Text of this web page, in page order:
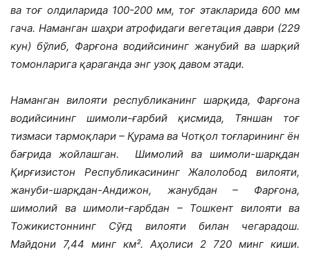
ва тоғ олдиларида 100-200 мм, тоғ этакларида 600 мм
гача. Наманган шаҳри атрофидаги вегетация даври (229
кун) бўлиб, Фарғона водийсининг жанубий ва шарқий
томонларига қараганда энг узоқ давом этади.
Наманган вилояти республиканинг шарқида, Фарғона
водийсининг шимоли-ғарбий қисмида, Тяншан тоғ
тизмаси тармоқлари – Қурама ва Чотқол тоғларининг ён
бағрида жойлашган. Шимолий ва шимоли-шарқдан
Қирғизистон Республикасининг Жалолобод вилояти,
жануби-шарқдан-Андижон, жанубдан – Фарғона,
шимолий ва шимоли-ғарбдан – Тошкент вилояти ва
Тожикистоннинг Сўғд вилояти билан чегарадош.
Майдони 7,44 минг км². Аҳолиси 2 720 минг киши.